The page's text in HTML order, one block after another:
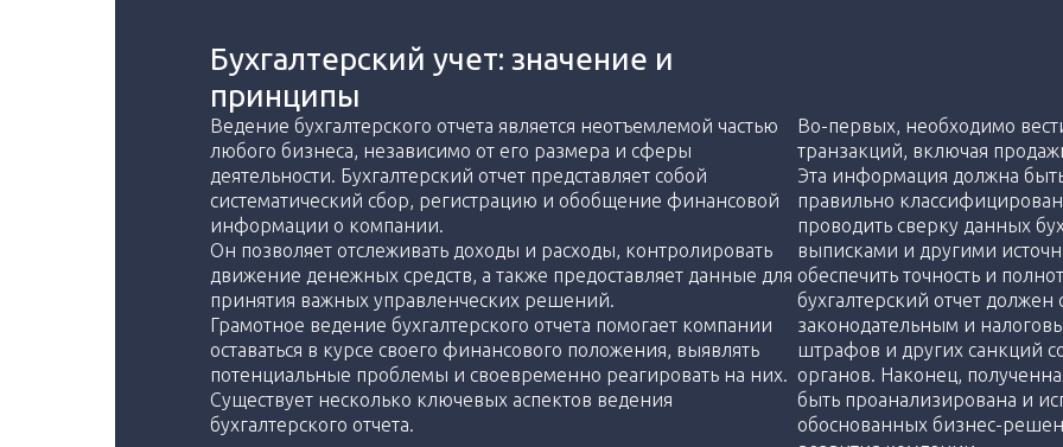
Бухгалтерский учет: значение и
принципы
Ведение бухгалтерского отчета является неотъемлемой частью
любого бизнеса, независимо от его размера и сферы
деятельности. Бухгалтерский отчет представляет собой
систематический сбор, регистрацию и обобщение финансовой
информации о компании.
Он позволяет отслеживать доходы и расходы, контролировать
движение денежных средств, а также предоставляет данные для
принятия важных управленческих решений.
Грамотное ведение бухгалтерского отчета помогает компании
оставаться в курсе своего финансового положения, выявлять
потенциальные проблемы и своевременно реагировать на них.
Существует несколько ключевых аспектов ведения
бухгалтерского отчета.
Во-первых, необходимо
транзакций, включая
Эта информация должна
правильно
проводить сверку данных
выписками и другими
обеспечить точность и
бухгалтерский отчет
законодательным и
штрафов и других санкций
органов. Наконец,
быть проанализирована и
обоснованных бизнес-